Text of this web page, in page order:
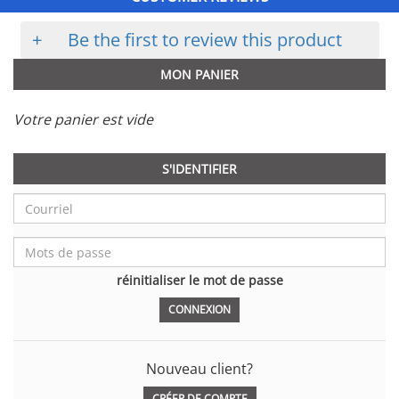
+ Be the first to review this product
MON PANIER
Votre panier est vide
S'IDENTIFIER
réinitialiser le mot de passe
Nouveau client?